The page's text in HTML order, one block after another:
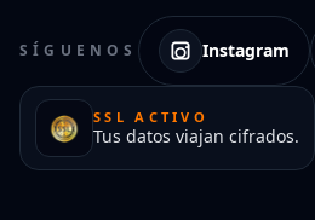
SÍGUENOS Instagram
SSL ACTIVO
Tus datos viajan cifrados.